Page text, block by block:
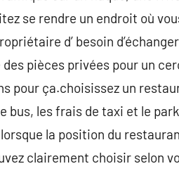
se rendre un endroit où
d’ besoin
pièces privées pour un
pour ça.choisissez un
bus, les frais de taxi et le
la position du
clairement choisir selon